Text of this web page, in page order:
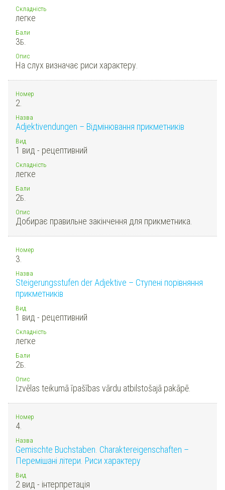
Складність
легке
Бали
3Б.
Опис
На слух визначає риси характеру.
Номер
2.
Назва
Adjektivendungen – Відмінювання прикметників
Вид
1 вид - рецептивний
Складність
легке
Бали
2Б.
Опис
Добирає правильне закінчення для прикметника.
Номер
3.
Назва
Steigerungsstufen der Adjektive – Ступені порівняння
прикметників
Вид
1 вид - рецептивний
Складність
легке
Бали
2Б.
Опис
Izvēlas teikumā īpašības vārdu atbilstošajā pakāpē.
Номер
4.
Назва
Gemischte Buchstaben. Charaktereigenschaften –
Перемішані літери. Риси характеру
Вид
2 вид - інтерпретація